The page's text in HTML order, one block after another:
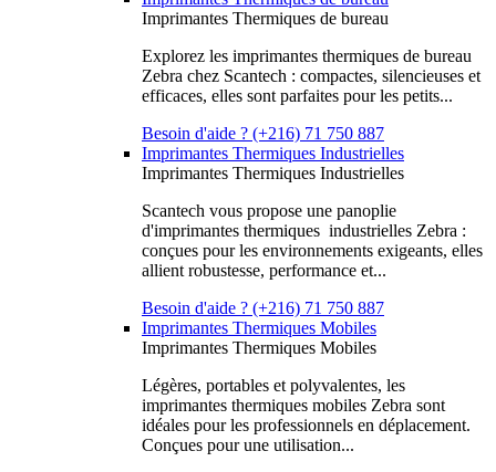
Imprimantes Thermiques de bureau
Explorez les imprimantes thermiques de bureau
Zebra chez Scantech : compactes, silencieuses et
efficaces, elles sont parfaites pour les petits...
Besoin d'aide ? (+216) 71 750 887
Imprimantes Thermiques Industrielles
Imprimantes Thermiques Industrielles
Scantech vous propose une panoplie
d'imprimantes thermiques industrielles Zebra :
conçues pour les environnements exigeants, elles
allient robustesse, performance et...
Besoin d'aide ? (+216) 71 750 887
Imprimantes Thermiques Mobiles
Imprimantes Thermiques Mobiles
Légères, portables et polyvalentes, les
imprimantes thermiques mobiles Zebra sont
idéales pour les professionnels en déplacement.
Conçues pour une utilisation...